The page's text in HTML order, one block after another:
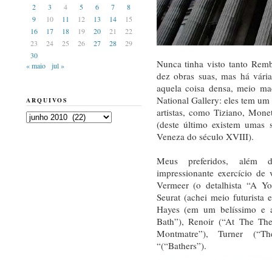
Nunca tinha visto tanto
dez obras suas, mas há
aquela coisa densa, meio
National Gallery: eles tem
artistas, como Tiziano,
(deste último existem umas
Veneza do século XVIII).
Meus preferidos, além
impressionante exercício
Vermeer (o detalhista “A
Seurat (achei meio futurista
Hayes (em um belíssimo e
Bath”), Renoir (“At The
Montmatre”), Turner
“(“Bathers”).
2
3 4 5 6 7
8
9
10 11 12 13 14
15
16
17 18 19 20 21
22
23
24 25 26 27 28
29
30
« maio
jul »
ARQUIVOS
Arquivos